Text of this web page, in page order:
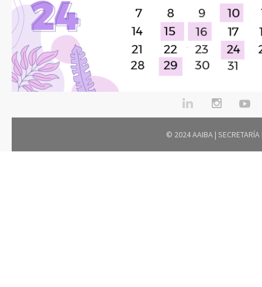
© 2024 AAIBA | SECRETARÍA